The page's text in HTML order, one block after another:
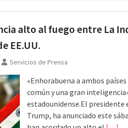
alto al fuego entre La
EE.UU.
Servicios de Prensa
«Enhorabuena a ambos
común y una gran
estadounidense.El presidente
Trump, ha anunciado este